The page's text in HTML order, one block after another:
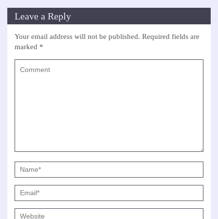
Leave a Reply
Your email address will not be published. Required fields are
marked *